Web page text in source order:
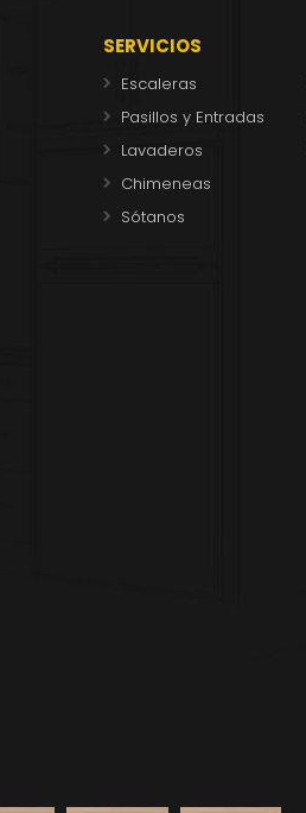
SERVICIOS
Escaleras
Pasillos y Entradas
Lavaderos
Chimeneas
Sótanos